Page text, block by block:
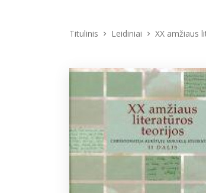
Titulinis Leidiniai XX amžiaus